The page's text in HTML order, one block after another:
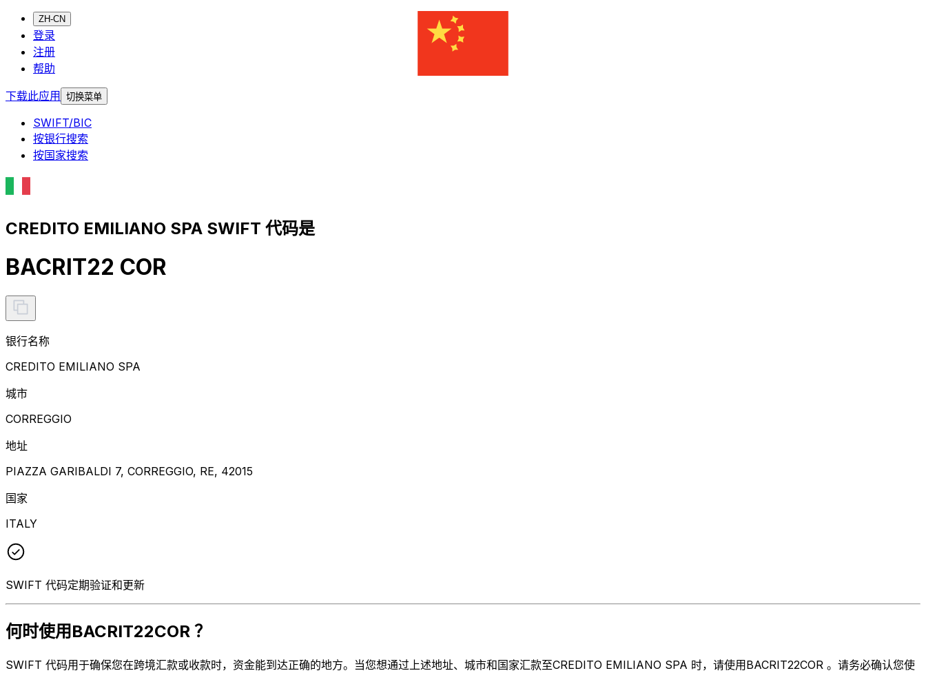
ZH-CN
登录
注册
帮助
下载此应用 切换菜单
SWIFT/BIC
按银行搜索
按国家搜索
CREDITO EMILIANO SPA SWIFT 代码是
BACRIT22 COR
银行名称
CREDITO EMILIANO SPA
城市
CORREGGIO
地址
PIAZZA GARIBALDI 7, CORREGGIO, RE, 42015
国家
ITALY
SWIFT 代码定期验证和更新
何时使用BACRIT22COR ？
SWIFT 代码用于确保您在跨境汇款或收款时，资金能到达正确的地方。当您想通过上述地址、城市和国家汇款至CREDITO EMILIANO SPA 时，请使用BACRIT22COR 。请务必确认您使